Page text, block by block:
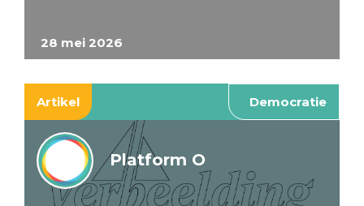
28 mei 2026
Artikel Democratie
Platform O